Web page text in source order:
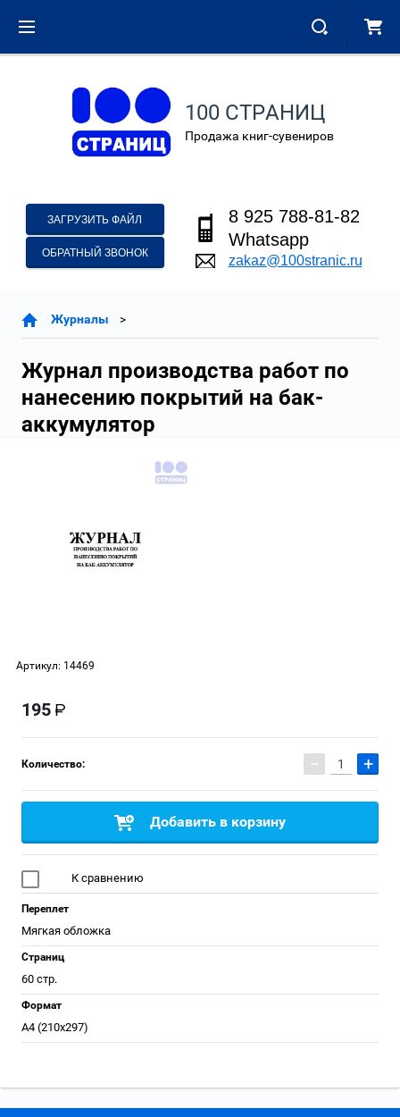
100 СТРАНИЦ
Продажа книг-сувениров
ЗАГРУЗИТЬ ФАЙЛ
ОБРАТНЫЙ ЗВОНОК
8 925 788-81-82
Whatsapp
zakaz@100stranic.ru
Журналы
Журнал производства работ по
нанесению покрытий на бак-
аккумулятор
Артикул: 14469
195
Количество: − +
Добавить в корзину
К сравнению
Переплет
Мягкая обложка
Страниц
60 стр.
Формат
А4 (210x297)